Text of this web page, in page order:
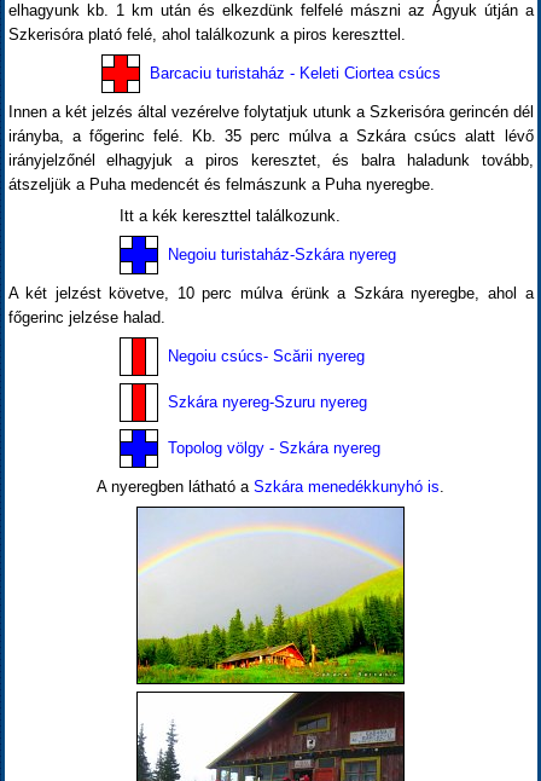
elhagyunk kb. 1 km után és elkezdünk felfelé mászni az Ágyuk útján a
Szkerisóra plató felé, ahol találkozunk a piros kereszttel.
Barcaciu turistaház - Keleti Ciortea csúcs
Innen a két jelzés által vezérelve folytatjuk utunk a Szkerisóra gerincén dél
irányba, a főgerinc felé. Kb. 35 perc múlva a Szkára csúcs alatt lévő
irányjelzőnél elhagyjuk a piros keresztet, és balra haladunk tovább,
átszeljük a Puha medencét és felmászunk a Puha nyeregbe.
Itt a kék kereszttel találkozunk.
Negoiu turistaház-Szkára nyereg
A két jelzést követve, 10 perc múlva érünk a Szkára nyeregbe, ahol a
főgerinc jelzése halad.
Negoiu csúcs- Scării nyereg
Szkára nyereg-Szuru nyereg
Topolog völgy - Szkára nyereg
A nyeregben látható a Szkára menedékkunyhó is.